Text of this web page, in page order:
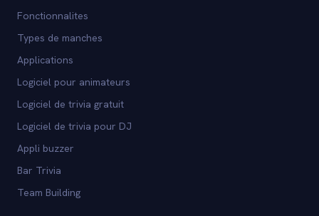
Fonctionnalites
Types de manches
Applications
Logiciel pour animateurs
Logiciel de trivia gratuit
Logiciel de trivia pour DJ
Appli buzzer
Bar Trivia
Team Building